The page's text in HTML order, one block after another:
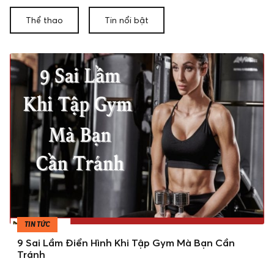
Thể thao Tin nổi bật
TIN TỨC
9 Sai Lầm Điển Hình Khi Tập Gym Mà Bạn Cần
Tránh